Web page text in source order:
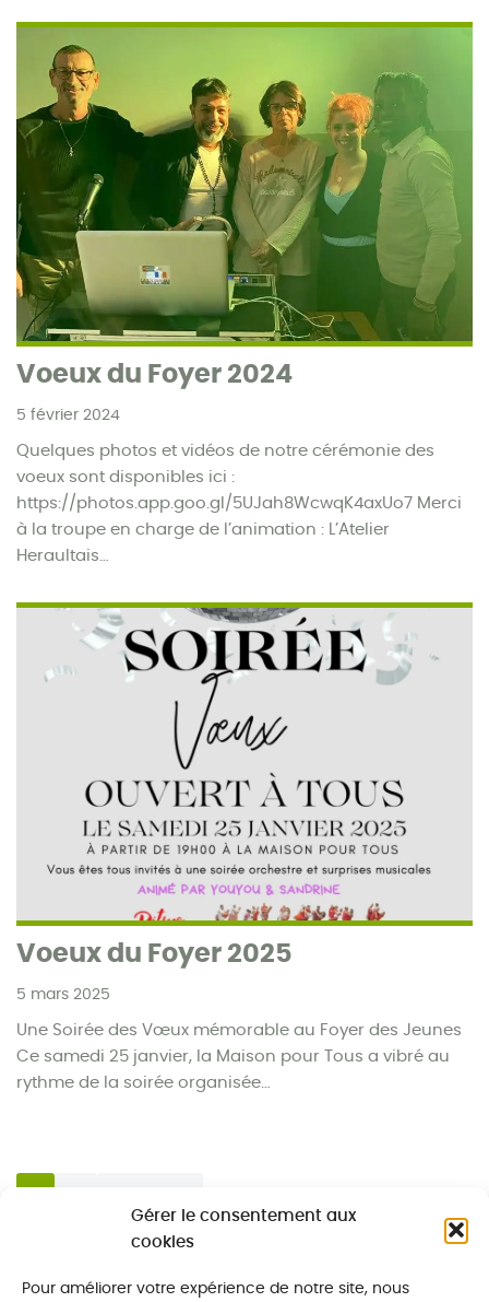
Gérer le consentement aux
cookies
Pour améliorer votre expérience de notre site, nous
Voeux du Foyer 2024
5 février 2024
Quelques photos et vidéos de notre cérémonie des
voeux sont disponibles ici :
https://photos.app.goo.gl/5UJah8WcwqK4axUo7 Merci
à la troupe en charge de l’animation : L’Atelier
Heraultais…
Voeux du Foyer 2025
5 mars 2025
Une Soirée des Vœux mémorable au Foyer des Jeunes
Ce samedi 25 janvier, la Maison pour Tous a vibré au
rythme de la soirée organisée…